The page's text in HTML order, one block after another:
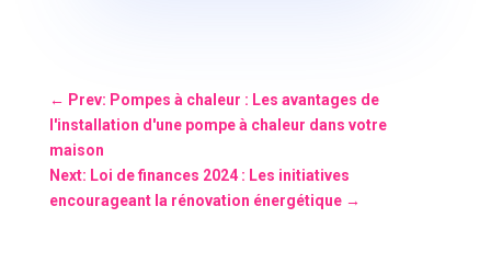
← Prev: Pompes à chaleur : Les avantages de
l'installation d'une pompe à chaleur dans votre
maison
Next: Loi de finances 2024 : Les initiatives
encourageant la rénovation énergétique→